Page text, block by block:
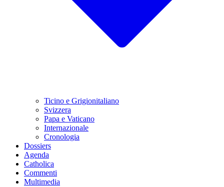
Ticino e Grigionitaliano
Svizzera
Papa e Vaticano
Internazionale
Cronologia
Dossiers
Agenda
Catholica
Commenti
Multimedia